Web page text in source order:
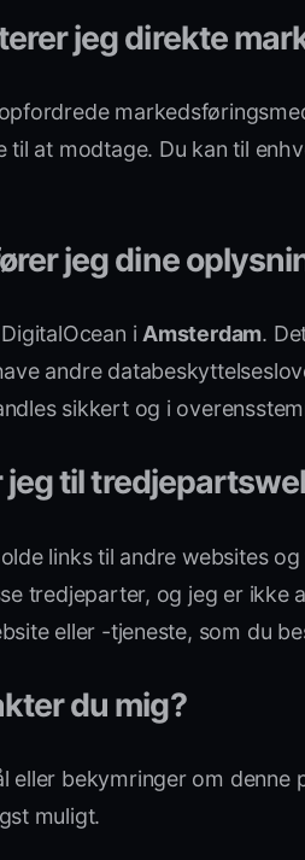
jeg direkte
til at modtage. Du kan til
jeg dine
iAmsterdam.
andre
sikkert og i
jeg til
links til andre websites
tredjeparter, og jeg er
eller -tjeneste, som du
du mig?
eller bekymringer om
muligt.